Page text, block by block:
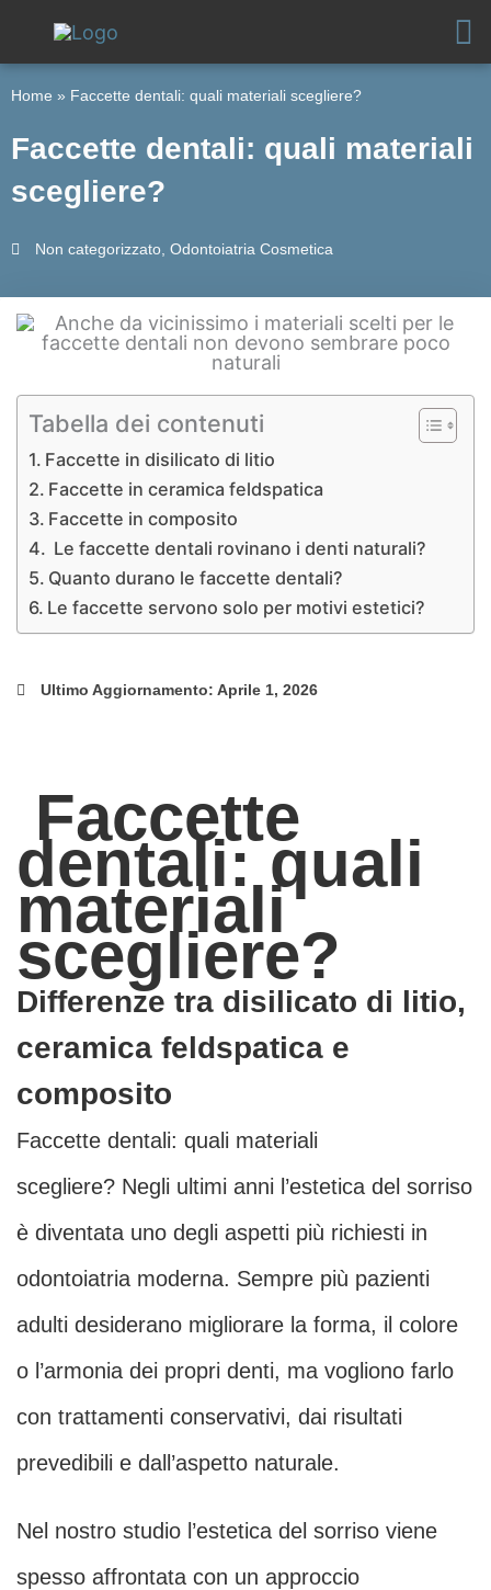
contenuto
Home » Faccette dentali: quali materiali scegliere?
Faccette dentali: quali materiali
scegliere?
Non categorizzato Odontoiatria Cosmetica
Tabella dei contenuti
Faccette in disilicato di litio
Faccette in ceramica feldspatica
Faccette in composito
Le faccette dentali rovinano i denti naturali?
Quanto durano le faccette dentali?
Le faccette servono solo per motivi estetici?
Ultimo Aggiornamento: Aprile 1, 2026
Faccette
dentali: quali
materiali
scegliere?
Differenze tra disilicato di litio,
ceramica feldspatica e
composito
Faccette dentali: quali materiali
scegliere? Negli ultimi anni l’estetica del sorriso
è diventata uno degli aspetti più richiesti in
odontoiatria moderna. Sempre più pazienti
adulti desiderano migliorare la forma, il colore
o l’armonia dei propri denti, ma vogliono farlo
con trattamenti conservativi, dai risultati
prevedibili e dall’aspetto naturale.
Nel nostro studio l’estetica del sorriso viene
spesso affrontata con un approccio